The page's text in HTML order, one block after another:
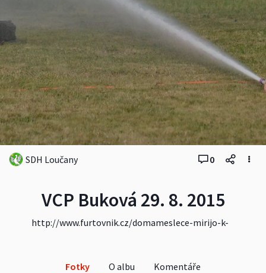
VCP Buková 29. 8. 2015
http://www.furtovnik.cz/domameslece-mirijo-k-
SDH Loučany 0
Fotky O albu Komentáře